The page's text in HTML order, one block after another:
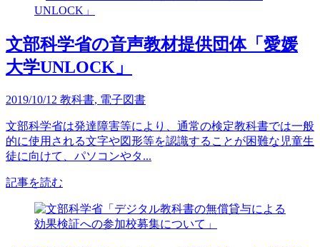
文部科学省の音声教材提供団体「愛媛
大学UNLOCK」
2019/10/12 教科書, 電子図書
文部科学省は発達障害等により、通常の検定教科書では一般
的に使用される文字や図形等を認識することが困難な児童生
徒に向けて、パソコンやタ...
記事を読む